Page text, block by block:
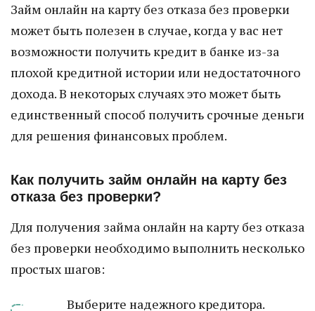
Займ онлайн на карту без отказа без проверки
может быть полезен в случае, когда у вас нет
возможности получить кредит в банке из-за
плохой кредитной истории или недостаточного
дохода. В некоторых случаях это может быть
единственный способ получить срочные деньги
для решения финансовых проблем.
Как получить займ онлайн на карту без
отказа без проверки?
Для получения займа онлайн на карту без отказа
без проверки необходимо выполнить несколько
простых шагов:
Выберите надежного кредитора.